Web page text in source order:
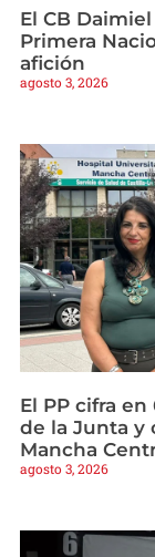
El CB
Primera
afición
agosto 3, 2026
El PP cifra
de la Junta y
Mancha
agosto 3, 2026